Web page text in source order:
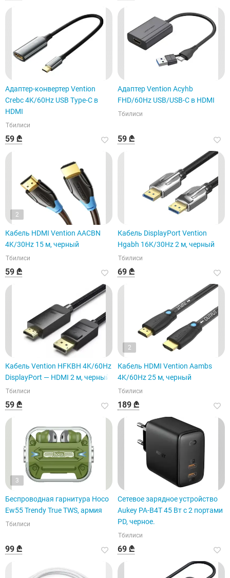
Адаптер-конвертер Vention
Crebc 4K/60Hz USB Type-C в
HDMI
Тбилиси
59 ₾
Адаптер Vention Acyhb
FHD/60Hz USB/USB-C в HDMI
Тбилиси
59 ₾
2
Кабель HDMI Vention AACBN
4K/30Hz 15 м, черный
Тбилиси
59 ₾
Кабель DisplayPort Vention
Hgabh 16K/30Hz 2 м, черный
Тбилиси
69 ₾
Кабель Vention HFKBH 4K/60Hz
DisplayPort — HDMI 2 м, черный
Тбилиси
59 ₾
2
Кабель HDMI Vention Aambs
4K/60Hz 25 м, черный
Тбилиси
189 ₾
3
Беспроводная гарнитура Hoco
Ew55 Trendy True TWS, армия
Тбилиси
99 ₾
Сетевое зарядное устройство
Aukey PA-B4T 45 Вт с 2 портами
PD, черное.
Тбилиси
69 ₾